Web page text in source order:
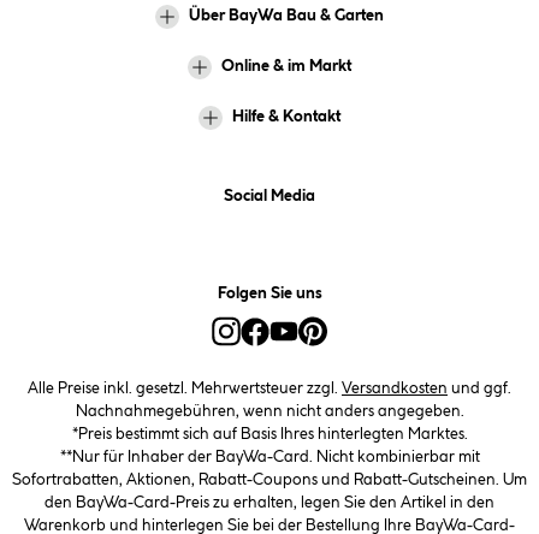
Über BayWa Bau & Garten
Online & im Markt
Hilfe & Kontakt
Social Media
Folgen Sie uns
Alle Preise inkl. gesetzl. Mehrwertsteuer zzgl. Versandkosten und ggf.
Nachnahmegebühren, wenn nicht anders angegeben.
*Preis bestimmt sich auf Basis Ihres hinterlegten Marktes.
**Nur für Inhaber der BayWa-Card. Nicht kombinierbar mit
Sofortrabatten, Aktionen, Rabatt-Coupons und Rabatt-Gutscheinen. Um
den BayWa-Card-Preis zu erhalten, legen Sie den Artikel in den
Warenkorb und hinterlegen Sie bei der Bestellung Ihre BayWa-Card-